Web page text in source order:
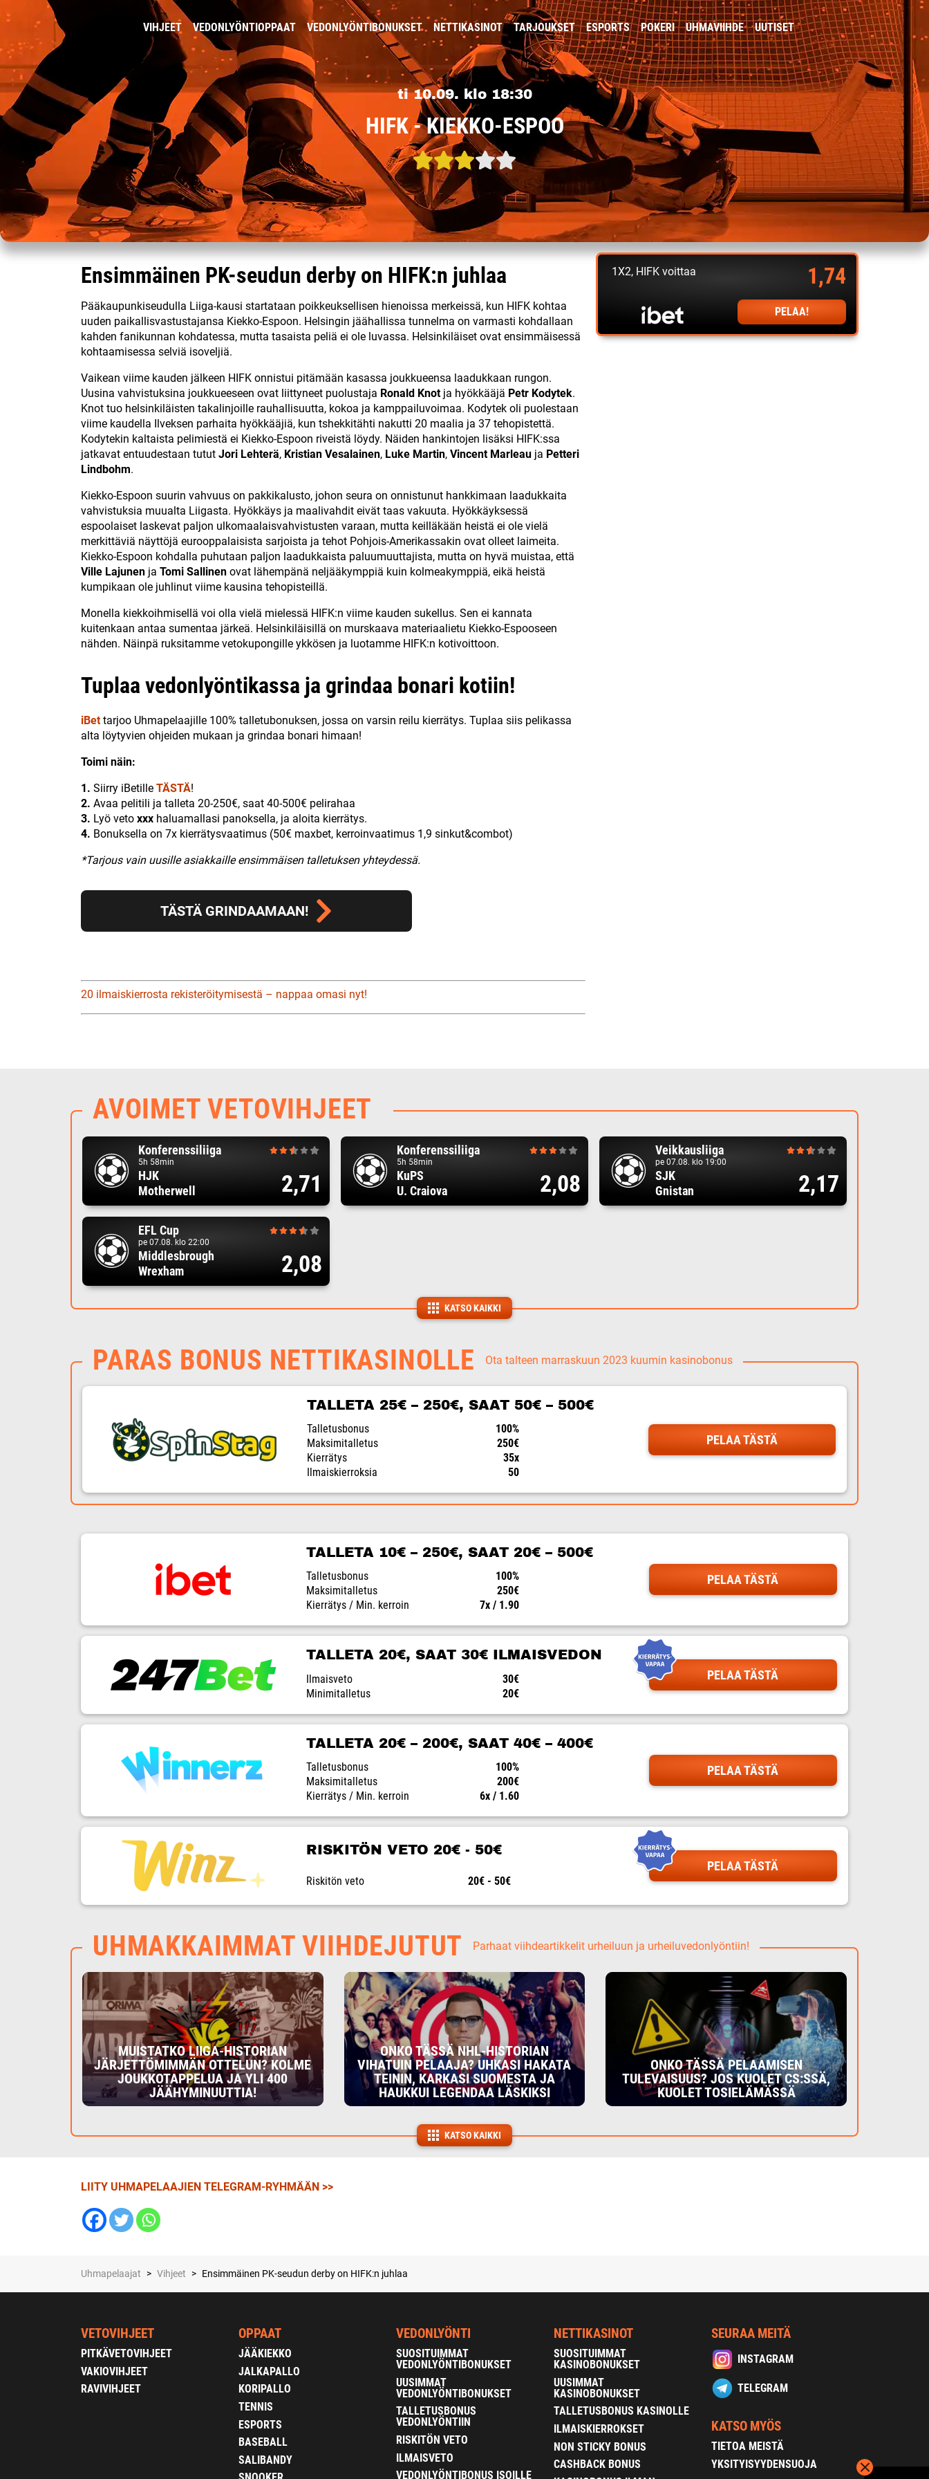
VIHJEET VEDONLYÖNTIOPPAAT VEDONLYÖNTIBONUKSET NETTIKASINOT TARJOUKSET ESPORTS POKERI UHMAVIIHDE UUTISET
ti 10.09. klo 18:30
HIFK - KIEKKO-ESPOO
1X2, HIFK voittaa 1,74
PELAA!
Ensimmäinen PK-seudun derby on HIFK:n juhlaa
Pääkaupunkiseudulla Liiga-kausi startataan poikkeuksellisen hienoissa merkeissä, kun HIFK kohtaa
uuden paikallisvastustajansa Kiekko-Espoon. Helsingin jäähallissa tunnelma on varmasti kohdallaan
kahden fanikunnan kohdatessa, mutta tasaista peliä ei ole luvassa. Helsinkiläiset ovat ensimmäisessä
kohtaamisessa selviä isoveljiä.
Vaikean viime kauden jälkeen HIFK onnistui pitämään kasassa joukkueensa laadukkaan rungon.
Uusina vahvistuksina joukkueeseen ovat liittyneet puolustaja Ronald Knotja hyökkääjä Petr Kodytek.
Knot tuo helsinkiläisten takalinjoille rauhallisuutta, kokoa ja kamppailuvoimaa. Kodytek oli puolestaan
viime kaudella Ilveksen parhaita hyökkääjiä, kun tshekkitähti nakutti 20 maalia ja 37 tehopistettä.
Kodytekin kaltaista pelimiestä ei Kiekko-Espoon riveistä löydy. Näiden hankintojen lisäksi HIFK:ssa
jatkavat entuudestaan tutut Jori Lehterä, Kristian Vesalainen, Luke Martin, Vincent Marleau ja Petteri
Lindbohm.
Kiekko-Espoon suurin vahvuus on pakkikalusto, johon seura on onnistunut hankkimaan laadukkaita
vahvistuksia muualta Liigasta. Hyökkäys ja maalivahdit eivät taas vakuuta. Hyökkäyksessä
espoolaiset laskevat paljon ulkomaalaisvahvistusten varaan, mutta keilläkään heistä ei ole vielä
merkittäviä näyttöjä eurooppalaisista sarjoista ja tehot Pohjois-Amerikassakin ovat olleet laimeita.
Kiekko-Espoon kohdalla puhutaan paljon laadukkaista paluumuuttajista, mutta on hyvä muistaa, että
Ville Lajunen ja Tomi Sallinen ovat lähempänä neljääkymppiä kuin kolmeakymppiä, eikä heistä
kumpikaan ole juhlinut viime kausina tehopisteillä.
Monella kiekkoihmisellä voi olla vielä mielessä HIFK:n viime kauden sukellus. Sen ei kannata
kuitenkaan antaa sumentaa järkeä. Helsinkiläisillä on murskaava materiaalietu Kiekko-Espooseen
nähden. Näinpä ruksitamme vetokupongille ykkösen ja luotamme HIFK:n kotivoittoon.
Tuplaa vedonlyöntikassa ja grindaa bonari kotiin!
iBettarjoo Uhmapelaajille 100% talletubonuksen, jossa on varsin reilu kierrätys. Tuplaa siis pelikassa
alta löytyvien ohjeiden mukaan ja grindaa bonari himaan!
Toimi näin:
1. Siirry iBetille TÄSTÄ!
2. Avaa pelitili ja talleta 20-250€, saat 40-500€ pelirahaa
3. Lyö veto xxx haluamallasi panoksella, ja aloita kierrätys.
4. Bonuksella on 7x kierrätysvaatimus (50€ maxbet, kerroinvaatimus 1,9 sinkut&combot)
*Tarjous vain uusille asiakkaille ensimmäisen talletuksen yhteydessä.
TÄSTÄ GRINDAAMAAN!
20 ilmaiskierrosta rekisteröitymisestä – nappaa omasi nyt!
AVOIMET VETOVIHJEET
Konferenssiliiga
5h 58min
HJK
Motherwell
2,71
Konferenssiliiga
5h 58min
KuPS
U. Craiova
2,08
Veikkausliiga
pe 07.08. klo 19:00
SJK
Gnistan
2,17
EFL Cup
pe 07.08. klo 22:00
Middlesbrough
Wrexham
2,08
KATSO KAIKKI
PARAS BONUS NETTIKASINOLLE Ota talteen marraskuun 2023 kuumin kasinobonus
TALLETA 25€ – 250€, SAAT 50€ – 500€
Talletusbonus
100%
Maksimitalletus
250€
Kierrätys
35x
Ilmaiskierroksia
50
PELAA TÄSTÄ
TALLETA 10€ – 250€, SAAT 20€ – 500€
Talletusbonus
100%
Maksimitalletus
250€
Kierrätys / Min. kerroin
7x / 1.90
PELAA TÄSTÄ
TALLETA 20€, SAAT 30€ ILMAISVEDON
Ilmaisveto
30€
Minimitalletus
20€
PELAA TÄSTÄ
TALLETA 20€ – 200€, SAAT 40€ – 400€
Talletusbonus
100%
Maksimitalletus
200€
Kierrätys / Min. kerroin
6x / 1.60
PELAA TÄSTÄ
RISKITÖN VETO 20€ - 50€
Riskitön veto 20€ - 50€
PELAA TÄSTÄ
UHMAKKAIMMAT VIIHDEJUTUT Parhaat viihdeartikkelit urheiluun ja urheiluvedonlyöntiin!
MUISTATKO LIIGA-HISTORIAN
JÄRJETTÖMIMMÄN OTTELUN? KOLME
JOUKKOTAPPELUA JA YLI 400
JÄÄHYMINUUTTIA!
ONKO TÄSSÄ NHL-HISTORIAN
VIHATUIN PELAAJA? UHKASI HAKATA
TEININ, KARKASI SUOMESTA JA
HAUKKUI LEGENDAA LÄSKIKSI
ONKO TÄSSÄ PELAAMISEN
TULEVAISUUS? JOS KUOLET CS:SSÄ,
KUOLET TOSIELÄMÄSSÄ
KATSO KAIKKI
LIITY UHMAPELAAJIEN TELEGRAM-RYHMÄÄN >>
Uhmapelaajat > Vihjeet > Ensimmäinen PK-seudun derby on HIFK:n juhlaa
VETOVIHJEET
PITKÄVETOVIHJEET
VAKIOVIHJEET
RAVIVIHJEET
OPPAAT
JÄÄKIEKKO
JALKAPALLO
KORIPALLO
TENNIS
ESPORTS
BASEBALL
SALIBANDY
VEDONLYÖNTI
SUOSITUIMMAT
VEDONLYÖNTIBONUKSET
UUSIMMAT
VEDONLYÖNTIBONUKSET
TALLETUSBONUS
VEDONLYÖNTIIN
RISKITÖN VETO
ILMAISVETO
VEDONLYÖNTIBONUS ISOILLE
NETTIKASINOT
SUOSITUIMMAT
KASINOBONUKSET
UUSIMMAT
KASINOBONUKSET
TALLETUSBONUS KASINOLLE
ILMAISKIERROKSET
NON STICKY BONUS
CASHBACK BONUS
SEURAA MEITÄ
INSTAGRAM
TELEGRAM
KATSO MYÖS
TIETOA MEISTÄ
YKSITYISYYDENSUOJA